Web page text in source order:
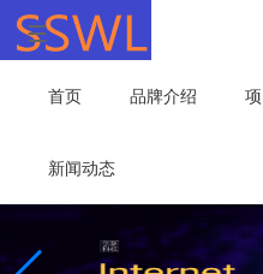
首页 品牌介绍
新闻动态